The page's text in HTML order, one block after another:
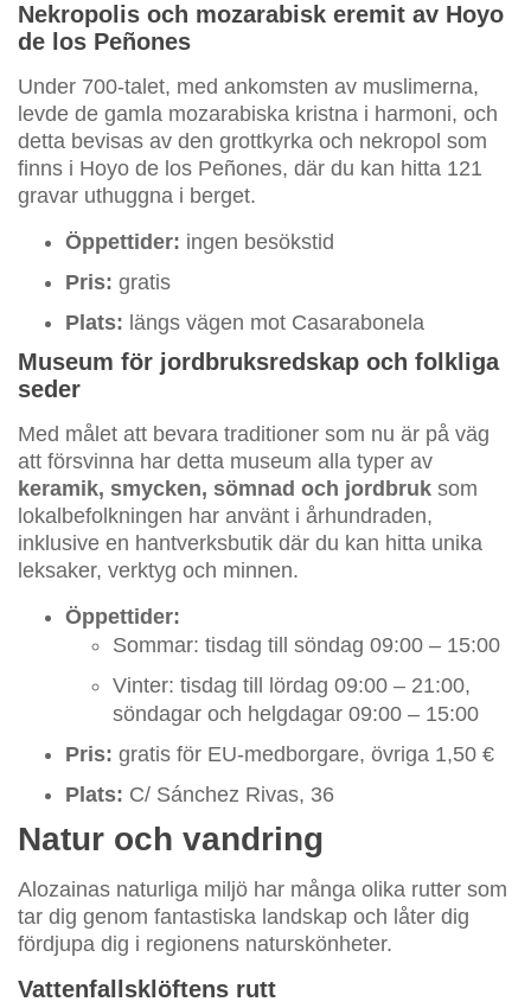
Nekropolis och mozarabisk eremit av Hoyo
de los Peñones
Under 700-talet, med ankomsten av muslimerna,
levde de gamla mozarabiska kristna i harmoni, och
detta bevisas av den grottkyrka och nekropol som
finns i Hoyo de los Peñones, där du kan hitta 121
gravar uthuggna i berget.
Öppettider: ingen besökstid
Pris: gratis
Plats: längs vägen mot Casarabonela
Museum för jordbruksredskap och folkliga
seder
Med målet att bevara traditioner som nu är på väg
att försvinna har detta museum alla typer av
keramik, smycken, sömnad och jordbruk som
lokalbefolkningen har använt i århundraden,
inklusive en hantverksbutik där du kan hitta unika
leksaker, verktyg och minnen.
Öppettider:
Sommar: tisdag till söndag 09:00 – 15:00
Vinter: tisdag till lördag 09:00 – 21:00,
söndagar och helgdagar 09:00 – 15:00
Pris: gratis för EU-medborgare, övriga 1,50 €
Plats: C/ Sánchez Rivas, 36
Natur och vandring
Alozainas naturliga miljö har många olika rutter som
tar dig genom fantastiska landskap och låter dig
fördjupa dig i regionens naturskönheter.
Vattenfallsklöftens rutt